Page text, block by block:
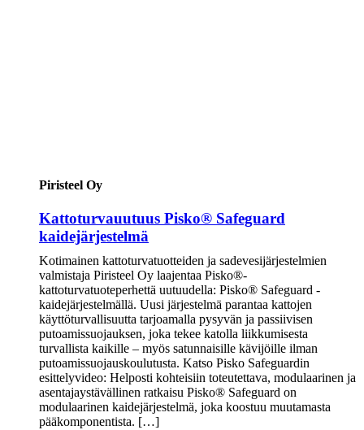
Piristeel Oy
Kattoturvauutuus Pisko® Safeguard
kaidejärjestelmä
Kotimainen kattoturvatuotteiden ja sadevesijärjestelmien
valmistaja Piristeel Oy laajentaa Pisko®-
kattoturvatuoteperhettä uutuudella: Pisko® Safeguard -
kaidejärjestelmällä. Uusi järjestelmä parantaa kattojen
käyttöturvallisuutta tarjoamalla pysyvän ja passiivisen
putoamissuojauksen, joka tekee katolla liikkumisesta
turvallista kaikille – myös satunnaisille kävijöille ilman
putoamissuojauskoulutusta. Katso Pisko Safeguardin
esittelyvideo: Helposti kohteisiin toteutettava, modulaarinen ja
asentajaystävällinen ratkaisu Pisko® Safeguard on
modulaarinen kaidejärjestelmä, joka koostuu muutamasta
pääkomponentista. […]